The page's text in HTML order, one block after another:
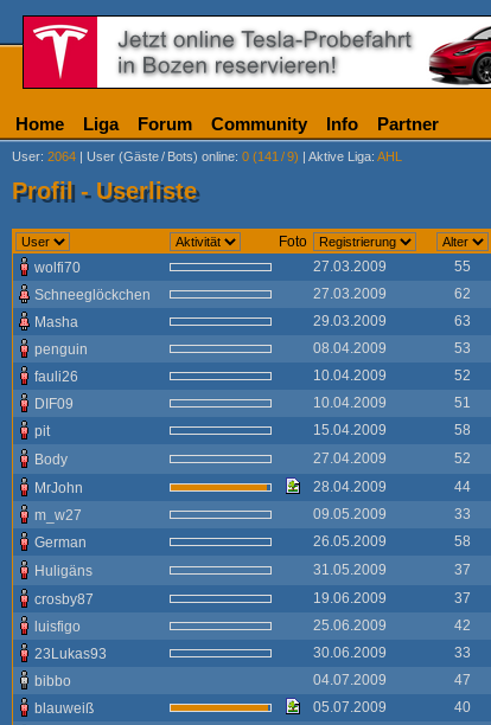
Home Liga Forum Community Info Partner
User: 2064 | User (Gäste/ Bots) online: 0 (141 /9) | Aktive Liga: AHL
Profil - Userliste
Foto
wolfi70
27.03.2009 55
Schneeglöckchen
27.03.2009 62
Masha
29.03.2009 63
penguin
08.04.2009 53
fauli26
10.04.2009 52
DIF09
10.04.2009 51
pit
15.04.2009 58
Body
27.04.2009 52
MrJohn
28.04.2009 44
m_w27
09.05.2009 33
German
26.05.2009 58
Huligäns
31.05.2009 37
crosby87
19.06.2009 37
luisfigo
25.06.2009 42
23Lukas93
30.06.2009 33
bibbo
04.07.2009 47
blauweiß
05.07.2009 40